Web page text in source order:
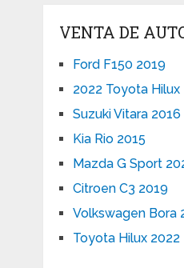
VENTA DE
Ford F150 2019
2022 Toyota Hilux
Suzuki Vitara 2016
Kia Rio 2015
Mazda G Sport
Citroen C3 2019
Volkswagen Bora
Toyota Hilux 2022